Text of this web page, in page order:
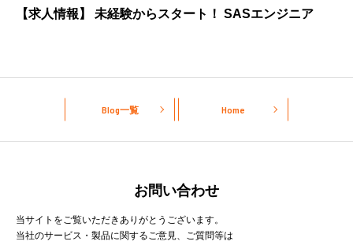
【求人情報】 未経験からスタート！ SASエンジニア
Blog一覧 Home
お問い合わせ
当サイトをご覧いただきありがとうございます。
当社のサービス・製品に関するご意見、ご質問等は